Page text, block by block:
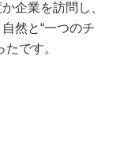
企業を訪問し、
然と“一つのチ
です。